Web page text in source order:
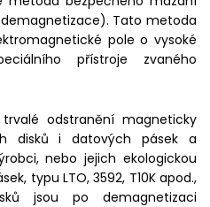
Tato metoda
pole o vysoké
přístroje zvaného
odstranění magneticky
disků i datových pásek a
nebo jejich ekologickou
typu LTO, 3592, T10K apod.,
jsou po demagnetizaci